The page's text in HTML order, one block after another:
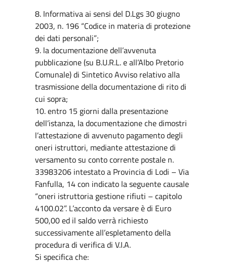
8. Informativa ai sensi del D.Lgs 30 giugno
2003, n. 196 “Codice in materia di protezione
dei dati personali”;
9. la documentazione dell’avvenuta
pubblicazione (su B.U.R.L. e all’Albo Pretorio
Comunale) di Sintetico Avviso relativo alla
trasmissione della documentazione di rito di
cui sopra;
10. entro 15 giorni dalla presentazione
dell’istanza, la documentazione che dimostri
l’attestazione di avvenuto pagamento degli
oneri istruttori, mediante attestazione di
versamento su conto corrente postale n.
33983206 intestato a Provincia di Lodi – Via
Fanfulla, 14 con indicato la seguente causale
“oneri istruttoria gestione rifiuti – capitolo
4100.02”. L’acconto da versare è di Euro
500,00 ed il saldo verrà richiesto
successivamente all’espletamento della
procedura di verifica di V.I.A.
Si specifica che: